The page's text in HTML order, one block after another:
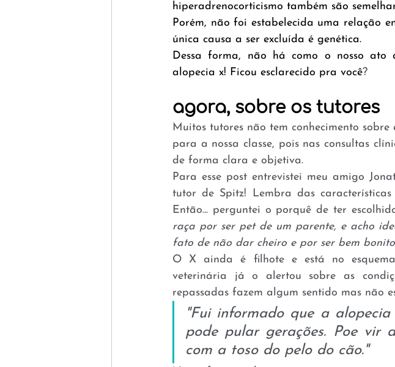
hiperadrenocorticismo também são
Porém, não foi estabelecida uma relação
única causa a ser excluída é genética.
Dessa forma, não há como o nosso ato
alopecia x! Ficou esclarecido pra você?
agora, sobre os tutores
Muitos tutores não tem conhecimento
para a nossa classe, pois nas consultas
de forma clara e objetiva.
Para esse post entrevistei meu amigo
tutor de Spitz! Lembra das
Então... perguntei o porquê de ter
raça por ser pet de um parente, e acho
fato de não dar cheiro e por ser bem bonito
O X ainda é filhote e está no
veterinária já o alertou sobre as
repassadas fazem algum sentido mas não
"Fui informado que a
pode pular gerações. Poe vir
com a toso do pelo do cão."